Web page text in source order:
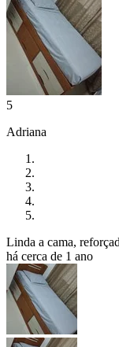
5
Adriana
Linda a cama,
há cerca de 1 ano